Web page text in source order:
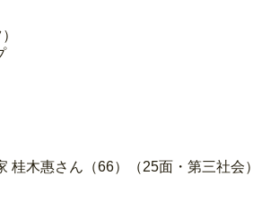
木惠さん（66）（25面・第三社会）